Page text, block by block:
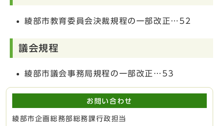
綾部市教育委員会決裁規程の一部改正…52
議会規程
綾部市議会事務局規程の一部改正…53
お問い合わせ
綾部市企画総務部総務課行政担当